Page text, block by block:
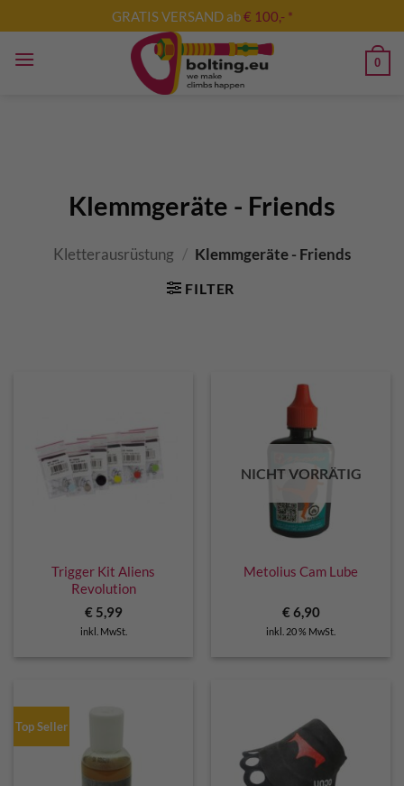
Inhalt
springen
GRATIS VERSAND ab€ 100,- *
0
Klemmgeräte - Friends
Kletterausrüstung / Klemmgeräte - Friends
FILTER
Trigger Kit Aliens
Revolution
€5,99
inkl. MwSt.
NICHT VORRÄTIG
Metolius Cam Lube
€6,90
inkl. 20 % MwSt.
Top Seller